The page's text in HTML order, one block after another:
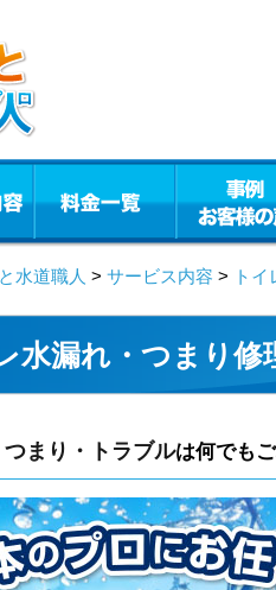
水道職人 > サービス内容 > ト
水漏れ・つまり修
まり・トラブルは何でも